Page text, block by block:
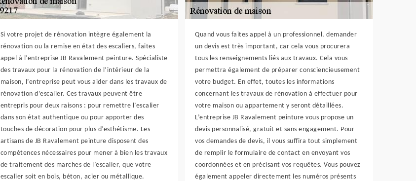
Si votre projet de rénovation intègre également la
rénovation ou la remise en état des escaliers, faites
appel à l’entreprise JB Ravalement peinture. Spécialiste
des travaux pour la rénovation de l’intérieur de la
maison, l’entreprise peut vous aider dans les travaux de
rénovation d’escalier. Ces travaux peuvent être
entrepris pour deux raisons : pour remettre l’escalier
dans son état authentique ou pour apporter des
touches de décoration pour plus d’esthétisme. Les
artisans de JB Ravalement peinture disposent des
compétences nécessaires pour mener à bien les travaux
de traitement des marches de l’escalier, que votre
escalier soit en bois, béton, acier ou métallique.
Quand vous faites appel à un professionnel, demander
un devis est très important, car cela vous procurera
tous les renseignements liés aux travaux. Cela vous
permettra également de préparer consciencieusement
votre budget. En effet, toutes les informations
concernant les travaux de rénovation à effectuer pour
votre maison ou appartement y seront détaillées.
L’entreprise JB Ravalement peinture vous propose un
devis personnalisé, gratuit et sans engagement. Pour
vos demandes de devis, il vous suffira tout simplement
de remplir le formulaire de contact en envoyant vos
coordonnées et en précisant vos requêtes. Vous pouvez
également appeler directement les numéros présents